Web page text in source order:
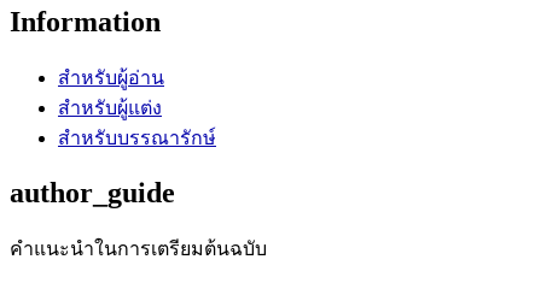
Information
สำหรับผู้อ่าน
สำหรับผู้แต่ง
สำหรับบรรณารักษ์
author_guide
คำแนะนำในการเตรียมต้นฉบับ